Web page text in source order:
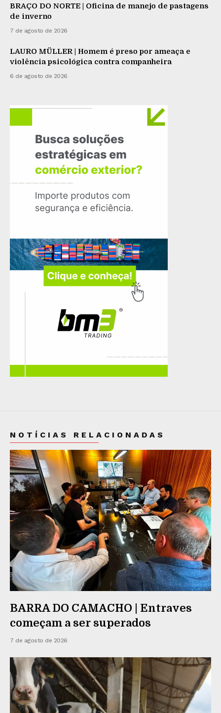
BRAÇO DO NORTE | Oficina de manejo de pastagens
de inverno
7 de agosto de 2026
LAURO MÜLLER | Homem é preso por ameaça e
violência psicológica contra companheira
6 de agosto de 2026
NOTÍCIAS RELACIONADAS
BARRA DO CAMACHO | Entraves
começam a ser superados
7 de agosto de 2026